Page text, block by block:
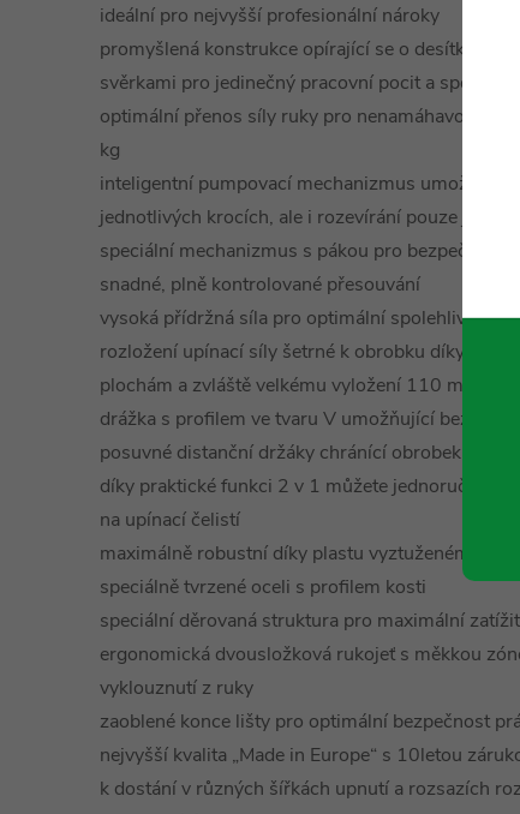
ideální pro nejvyšší profesionální nároky
promyšlená konstrukce opírající se o desítky let
svěrkami pro jedinečný pracovní pocit a spolehlivé
optimální přenos síly ruky pro nenamáhavou,
kg
inteligentní pumpovací mechanizmus umožňující
jednotlivých krocích, ale i rozevírání pouze jednou
speciální mechanizmus s pákou pro bezpečné
snadné, plně kontrolované přesouvání
vysoká přídržná síla pro optimální spolehlivost
rozložení upínací síly šetrné k obrobku díky
plochám a zvláště velkému vyložení 110 mm
drážka s profilem ve tvaru V umožňující
posuvné distanční držáky chránící obrobek a
díky praktické funkci 2 v 1 můžete jednoruční
na upínací čelistí
maximálně robustní díky plastu vyztuženému
speciálně tvrzené oceli s profilem kosti
speciální děrovaná struktura pro maximální
ergonomická dvousložková rukojeť s měkkou
vyklouznutí z ruky
zaoblené konce lišty pro optimální bezpečnost
nejvyšší kvalita „Made in Europe“ s 10letou
k dostání v různých šířkách upnutí a rozsazích